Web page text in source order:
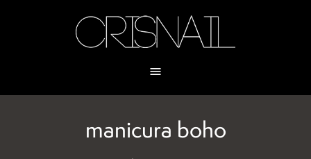
manicura boho